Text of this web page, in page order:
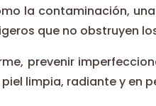
la contaminación,
que no obstruyen
prevenir
limpia, radiante y en